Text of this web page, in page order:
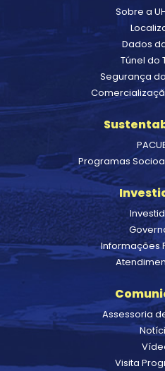
Sobre a
Dados
Túnel do
Segurança
Programas
Informações
Assessoria
Visita